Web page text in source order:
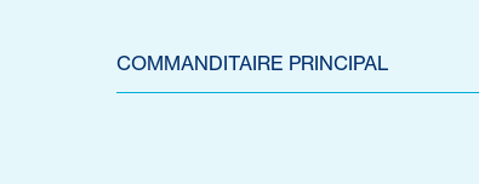
COMMANDITAIRE PRINCIPAL